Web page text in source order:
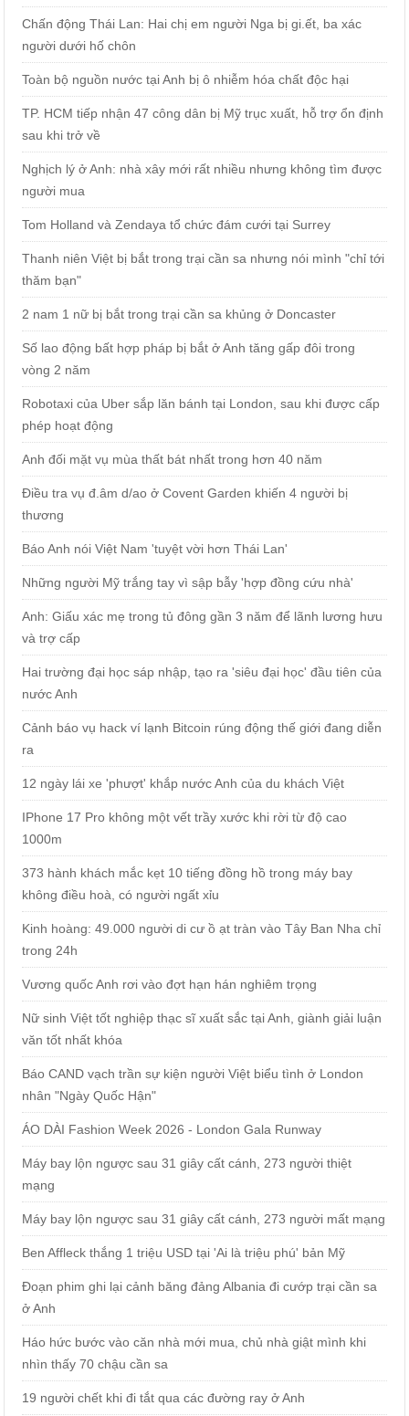
Chấn động Thái Lan: Hai chị em người Nga bị gi.ết, ba xác
người dưới hố chôn
Toàn bộ nguồn nước tại Anh bị ô nhiễm hóa chất độc hại
TP. HCM tiếp nhận 47 công dân bị Mỹ trục xuất, hỗ trợ ổn định
sau khi trở về
Nghịch lý ở Anh: nhà xây mới rất nhiều nhưng không tìm được
người mua
Tom Holland và Zendaya tổ chức đám cưới tại Surrey
Thanh niên Việt bị bắt trong trại cần sa nhưng nói mình "chỉ tới
thăm bạn"
2 nam 1 nữ bị bắt trong trại cần sa khủng ở Doncaster
Số lao động bất hợp pháp bị bắt ở Anh tăng gấp đôi trong
vòng 2 năm
Robotaxi của Uber sắp lăn bánh tại London, sau khi được cấp
phép hoạt động
Anh đối mặt vụ mùa thất bát nhất trong hơn 40 năm
Điều tra vụ đ.âm d/ao ở Covent Garden khiến 4 người bị
thương
Báo Anh nói Việt Nam 'tuyệt vời hơn Thái Lan'
Những người Mỹ trắng tay vì sập bẫy 'hợp đồng cứu nhà'
Anh: Giấu xác mẹ trong tủ đông gần 3 năm để lãnh lương hưu
và trợ cấp
Hai trường đại học sáp nhập, tạo ra 'siêu đại học' đầu tiên của
nước Anh
Cảnh báo vụ hack ví lạnh Bitcoin rúng động thế giới đang diễn
ra
12 ngày lái xe 'phượt' khắp nước Anh của du khách Việt
IPhone 17 Pro không một vết trầy xước khi rời từ độ cao
1000m
373 hành khách mắc kẹt 10 tiếng đồng hồ trong máy bay
không điều hoà, có người ngất xỉu
Kinh hoàng: 49.000 người di cư ồ ạt tràn vào Tây Ban Nha chỉ
trong 24h
Vương quốc Anh rơi vào đợt hạn hán nghiêm trọng
Nữ sinh Việt tốt nghiệp thạc sĩ xuất sắc tại Anh, giành giải luận
văn tốt nhất khóa
Báo CAND vạch trần sự kiện người Việt biểu tình ở London
nhân "Ngày Quốc Hận"
ÁO DÀI Fashion Week 2026 - London Gala Runway
Máy bay lộn ngược sau 31 giây cất cánh, 273 người thiệt
mạng
Máy bay lộn ngược sau 31 giây cất cánh, 273 người mất mạng
Ben Affleck thắng 1 triệu USD tại 'Ai là triệu phú' bản Mỹ
Đoạn phim ghi lại cảnh băng đảng Albania đi cướp trại cần sa
ở Anh
Háo hức bước vào căn nhà mới mua, chủ nhà giật mình khi
nhìn thấy 70 chậu cần sa
19 người chết khi đi tắt qua các đường ray ở Anh